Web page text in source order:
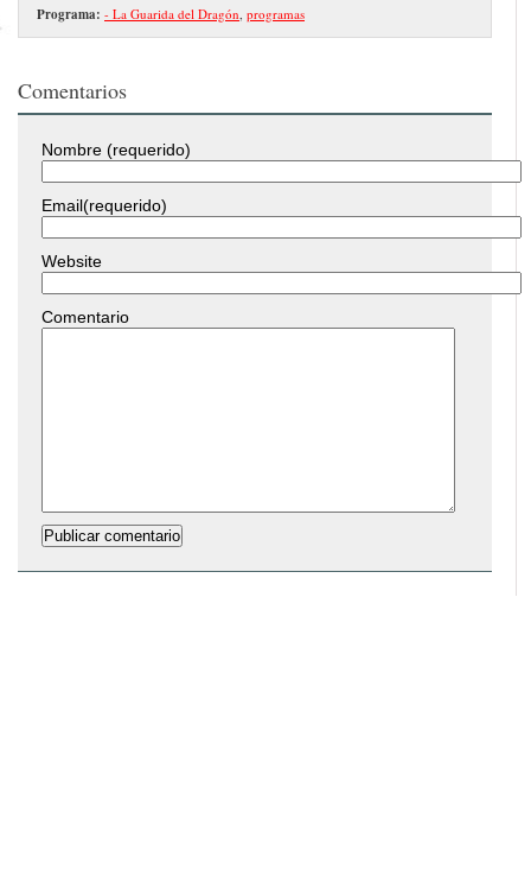
Programa: - La Guarida del Dragón, programas
Comentarios
Nombre (requerido)
Email(requerido)
Website
Comentario